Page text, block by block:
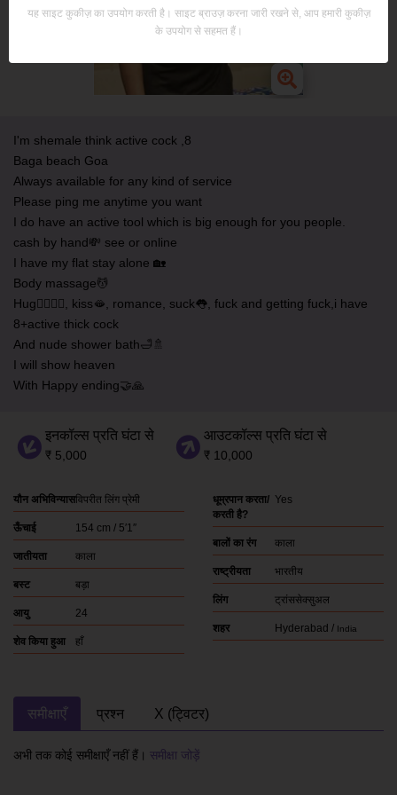
I'm shemale think active cock ,8
Baga beach Goa
Always available for any kind of service
Please ping me anytime you want
I do have an active tool which is big enough for you people.
cash by hand💸 see or online
I have my flat stay alone 🏡
Body massage💆
Hug👩‍❤️‍💋‍👨, kiss🫦, romance, suck👅, fuck and getting fuck,i have
8+active thick cock
And nude shower bath🛁🚿
I will show heaven
With Happy ending🤝🙏
इनकॉल्स प्रति घंटा से
₹ 5,000
आउटकॉल्स प्रति घंटा से
₹ 10,000
यौन अभिविन्यासविपरीत लिंग प्रेमी
ऊँचाई 154 cm / 5′1″
जातीयता काला
बस्ट बड़ा
आयु 24
शेव किया हुआ हाँ
धूम्रपान करता/
करती है?
Yes
बालों का रंग काला
राष्ट्रीयता भारतीय
लिंग ट्रांससेक्सुअल
शहर Hyderabad / India
समीक्षाएँ प्रश्न X (ट्विटर)
अभी तक कोई समीक्षाएँ नहीं हैं। समीक्षा जोड़ें
यह साइट कुकीज़ का उपयोग करती है। साइट ब्राउज़ करना जारी रखने से, आप हमारी कुकीज़
के उपयोग से सहमत हैं।